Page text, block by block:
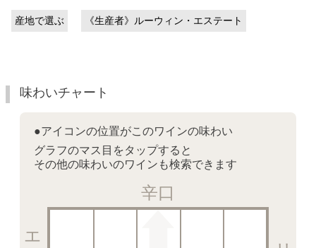
産地で選ぶ 《生産者》ルーウィン・エステート
味わいチャート
●アイコンの位置がこのワインの味わい
グラフのマス目をタップすると
その他の味わいのワインも検索できます
辛口